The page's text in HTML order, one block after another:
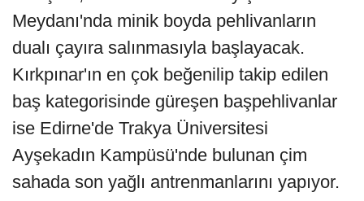
Meydanı'nda minik boyda pehlivanların
dualı çayıra salınmasıyla başlayacak.
Kırkpınar'ın en çok beğenilip takip edilen
baş kategorisinde güreşen başpehlivanlar
ise Edirne'de Trakya Üniversitesi
Ayşekadın Kampüsü'nde bulunan çim
sahada son yağlı antrenmanlarını yapıyor.